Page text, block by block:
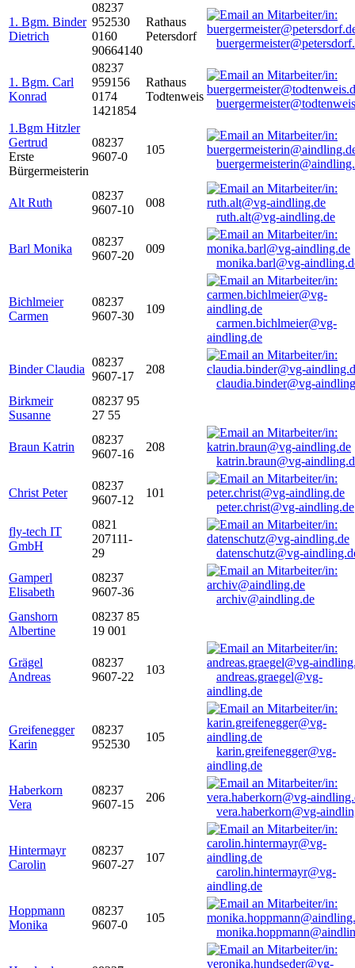
1. Bgm. Binder
Dietrich
08237
952530
0160
90664140
Rathaus
Petersdorf
1. Bgm. Carl
Konrad
08237
959156
0174
1421854
Rathaus
Todtenweis
1.Bgm Hitzler
Gertrud
Erste
Bürgermeisterin
08237
9607-0
105
Alt Ruth
08237
9607-10
008
ruth.alt@vg-aindling.de
Barl Monika
08237
9607-20
009
monika.barl@vg-
Bichlmeier
Carmen
08237
9607-30
109
carmen.bichlmeier@vg-
aindling.de
Binder Claudia
08237
9607-17
208
claudia.binder@vg-
Birkmeir
Susanne
08237 95
27 55
Braun Katrin
08237
9607-16
208
katrin.braun@vg-
Christ Peter
08237
9607-12
101
peter.christ@vg-aindling.de
fly-tech IT
GmbH
0821
207111-
29
datenschutz@vg-
Gamperl
Elisabeth
08237
9607-36
archiv@aindling.de
Ganshorn
Albertine
08237 85
19 001
Grägel
Andreas
08237
9607-22
103
andreas.graegel@vg-
aindling.de
Greifenegger
Karin
08237
952530
105
karin.greifenegger@vg-
aindling.de
Haberkorn
Vera
08237
9607-15
206
vera.haberkorn@vg-
Hintermayr
Carolin
08237
9607-27
107
carolin.hintermayr@vg-
aindling.de
Hoppmann
Monika
08237
9607-0
105